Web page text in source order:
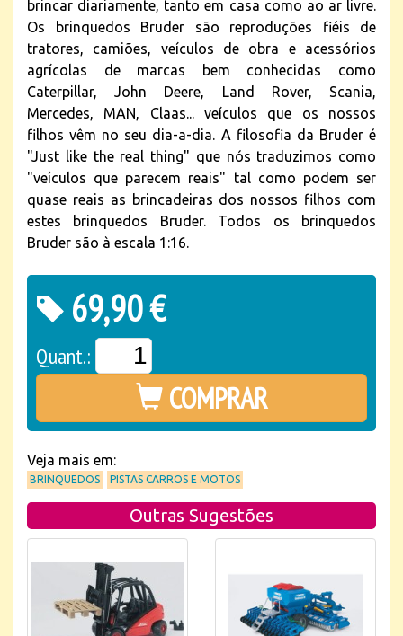
brincar diariamente, tanto em casa como ao ar livre.
Os brinquedos Bruder são reproduções fiéis de
tratores, camiões, veículos de obra e acessórios
agrícolas de marcas bem conhecidas como
Caterpillar, John Deere, Land Rover, Scania,
Mercedes, MAN, Claas... veículos que os nossos
filhos vêm no seu dia-a-dia. A filosofia da Bruder é
"Just like the real thing" que nós traduzimos como
"veículos que parecem reais" tal como podem ser
quase reais as brincadeiras dos nossos filhos com
estes brinquedos Bruder. Todos os brinquedos
Bruder são à escala 1:16.
69,90 €
Quant.:
COMPRAR
Veja mais em:
BRINQUEDOS PISTAS CARROS E MOTOS
Outras Sugestões